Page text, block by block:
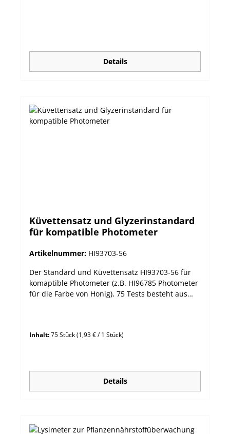
Details
Küvettensatz und Glyzerinstandard
für kompatible Photometer
Artikelnummer: HI93703-56
Der Standard und Küvettensatz HI93703-56 für
komaptible Photometer (z.B. HI96785 Photometer
für die Farbe von Honig), 75 Tests besteht aus
Glyzerin p.a. als Kalibrierstandard, 30 mL 2 Stk.
Inhalt:75 Stück(1,93 € / 1 Stück)
Details